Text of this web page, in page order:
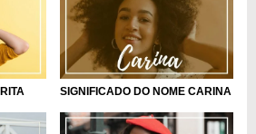
SIGNIFICADO DO NOME CARINA